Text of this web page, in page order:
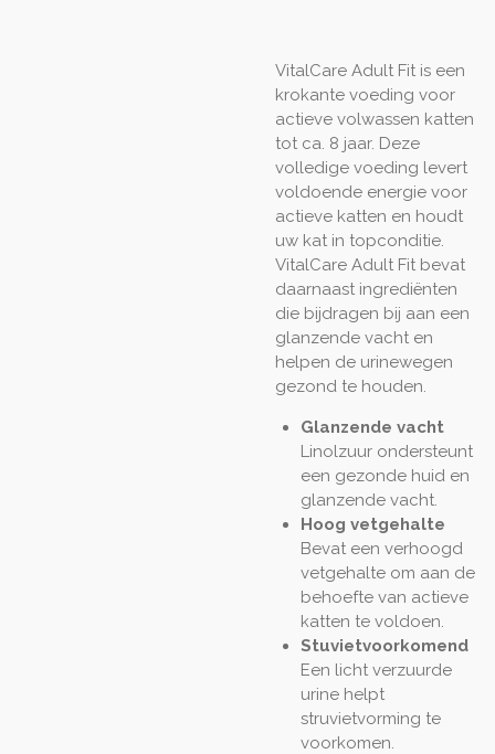
VitalCare Adult Fit is een
krokante voeding voor
actieve volwassen katten
tot ca. 8 jaar. Deze
volledige voeding levert
voldoende energie voor
actieve katten en houdt
uw kat in topconditie.
VitalCare Adult Fit bevat
daarnaast ingrediënten
die bijdragen bij aan een
glanzende vacht en
helpen de urinewegen
gezond te houden.
Glanzende vacht
Linolzuur ondersteunt
een gezonde huid en
glanzende vacht.
Hoog vetgehalte
Bevat een verhoogd
vetgehalte om aan de
behoefte van actieve
katten te voldoen.
Stuvietvoorkomend
Een licht verzuurde
urine helpt
struvietvorming te
voorkomen.